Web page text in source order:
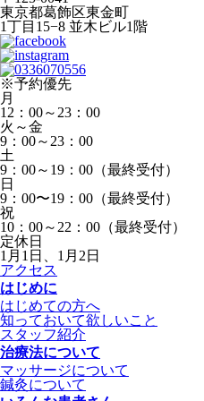
東京都葛飾区東金町
1丁目15−8 並木ビル1階
※予約優先
月
12：00～23：00
火～金
9：00～23：00
土
9：00～19：00（最終受付）
日
9：00〜19：00（最終受付）
祝
10：00～22：00（最終受付）
定休日
1月1日、1月2日
アクセス
はじめに
はじめての方へ
知っておいて欲しいこと
スタッフ紹介
治療法について
マッサージについて
鍼灸について